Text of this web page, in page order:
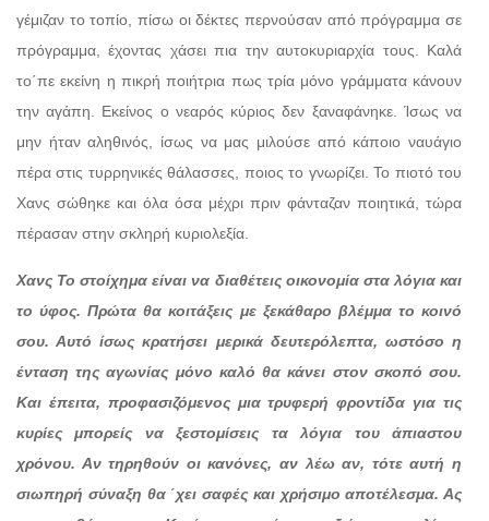
γέμιζαν το τοπίο, πίσω οι δέκτες περνούσαν από πρόγραμμα σε
πρόγραμμα, έχοντας χάσει πια την αυτοκυριαρχία τους. Καλά
το΄πε εκείνη η πικρή ποιήτρια πως τρία μόνο γράμματα κάνουν
την αγάπη. Εκείνος ο νεαρός κύριος δεν ξαναφάνηκε. Ίσως να
μην ήταν αληθινός, ίσως να μας μιλούσε από κάποιο ναυάγιο
πέρα στις τυρρηνικές θάλασσες, ποιος το γνωρίζει. Το πιοτό του
Χανς σώθηκε και όλα όσα μέχρι πριν φάνταζαν ποιητικά, τώρα
πέρασαν στην σκληρή κυριολεξία.
Χανς Το στοίχημα είναι να διαθέτεις οικονομία στα λόγια και
το ύφος. Πρώτα θα κοιτάξεις με ξεκάθαρο βλέμμα το κοινό
σου. Αυτό ίσως κρατήσει μερικά δευτερόλεπτα, ωστόσο η
ένταση της αγωνίας μόνο καλό θα κάνει στον σκοπό σου.
Και έπειτα, προφασιζόμενος μια τρυφερή φροντίδα για τις
κυρίες μπορείς να ξεστομίσεις τα λόγια του άπιαστου
χρόνου. Αν τηρηθούν οι κανόνες, αν λέω αν, τότε αυτή η
σιωπηρή σύναξη θα ΄χει σαφές και χρήσιμο αποτέλεσμα. Ας